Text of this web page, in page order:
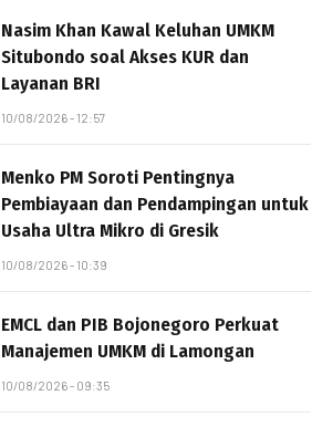
Nasim Khan Kawal Keluhan UMKM
Situbondo soal Akses KUR dan
Layanan BRI
10/08/2026 - 12:57
Menko PM Soroti Pentingnya
Pembiayaan dan Pendampingan untuk
Usaha Ultra Mikro di Gresik
10/08/2026 - 10:39
EMCL dan PIB Bojonegoro Perkuat
Manajemen UMKM di Lamongan
10/08/2026 - 09:35